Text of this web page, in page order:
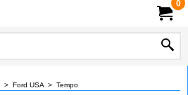
0
> Ford USA > Tempo